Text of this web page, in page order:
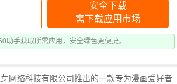
安全下载
需下载应用市场
助手获取所需应用，安全绿色更便捷。
网络科技有限公司推出的一款专为漫画爱好者